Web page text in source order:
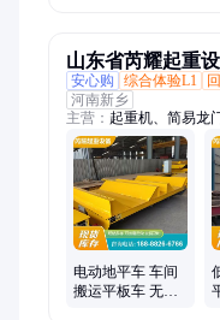
山东省芮耀起重
安心购
综合体验L1
河南新乡
主营： 起重机、简易龙
易小型龙门架
电动地平车 车间
搬运平板车 无轨